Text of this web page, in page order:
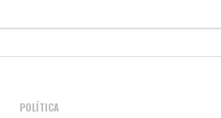
POLÍTICA